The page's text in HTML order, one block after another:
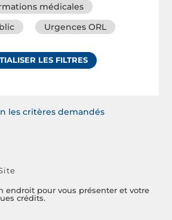
médicales
Urgences ORL
LES FILTRES
les critères demandés
endroit pour vous présenter et votre
crédits.